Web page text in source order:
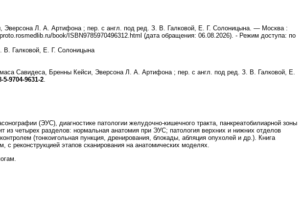
Эверсона Л. А. Артифона ; пер. с англ. под ред. З. В. Галковой, Е. Г. Солоницына. — Москва :
book/ISBN9785970496312.html (дата обращения: 06.08.2026). - Режим доступа: по
В. Галковой, Е. Г. Солоницына
Савидеса, Бренны Кейси, Эверсона Л. А. Артифона ; пер. с англ. под ред. З. В. Галковой, Е.
5-9704-9631-2.
(ЭУС), диагностике патологии желудочно-кишечного тракта, панкреатобилиарной зоны
четырех разделов: нормальная анатомия при ЭУС; патология верхних и нижних отделов
(тонкоигольная пункция, дренирования, блокады, абляция опухолей и др.). Книга
реконструкцией этапов сканирования на анатомических моделях.